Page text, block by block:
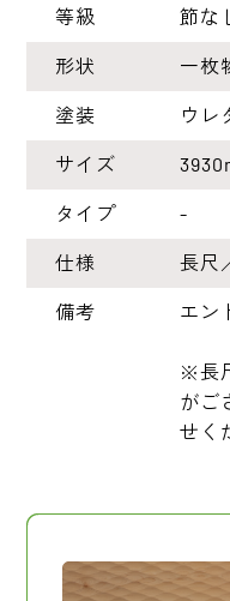
等級 節な
形状 一枚
塗装 ウレ
サイズ
タイプ -
仕様 長尺
備考 エン
※長
がご
せく